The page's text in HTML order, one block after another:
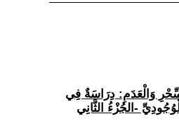
لِلسِّحْرِ وَالْعَدَمِ: دِرَاسَةٌ فِي
-الجُزْءُ الثَّانِي